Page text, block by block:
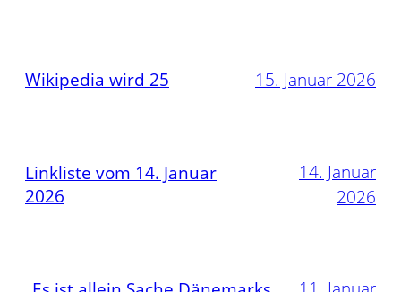
Wikipedia wird 25 15. Januar 2026
Linkliste vom 14. Januar
2026
14. Januar
2026